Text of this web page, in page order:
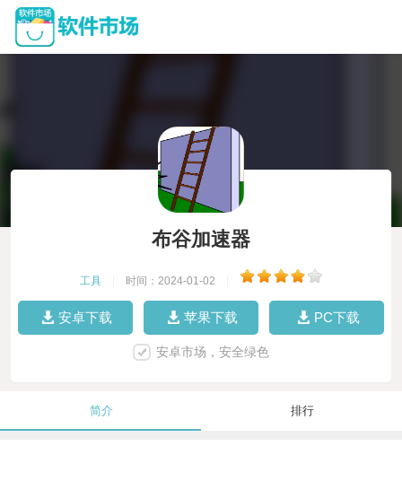
布谷加速器
工具 时间：2024-01-02
安卓下载 苹果下载 PC下载
安卓市场，安全绿色
简介 排行